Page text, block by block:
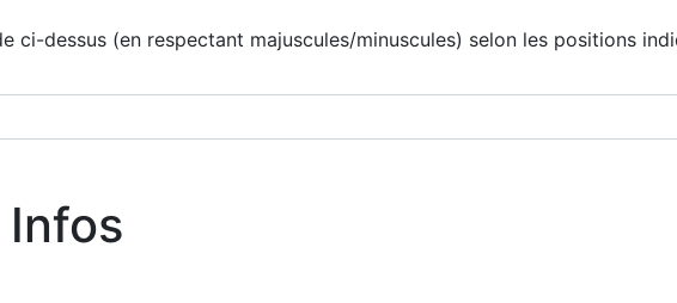
ci-dessus (en respectant majuscules/minuscules) selon les positions